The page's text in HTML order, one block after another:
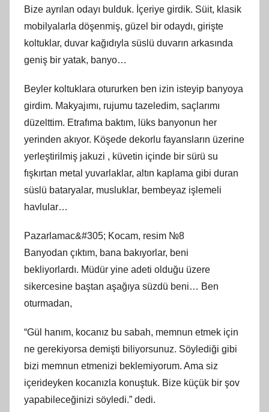
Bize ayrılan odayı bulduk. İçeriye girdik. Süit, klasik
mobilyalarla döşenmiş, güzel bir odaydı, girişte
koltuklar, duvar kağıdıyla süslü duvarın arkasında
geniş bir yatak, banyo…
Beyler koltuklara otururken ben izin isteyip banyoya
girdim. Makyajımı, rujumu tazeledim, saçlarımı
düzelttim. Etrafıma baktım, lüks banyonun her
yerinden akıyor. Köşede dekorlu fayansların üzerine
yerleştirilmiş jakuzi , küvetin içinde bir sürü su
fışkırtan metal yuvarlaklar, altın kaplama gibi duran
süslü bataryalar, musluklar, bembeyaz işlemeli
havlular…
Pazarlamac&#305; Kocam, resim №8
Banyodan çıktım, bana bakıyorlar, beni
bekliyorlardı. Müdür yine adeti olduğu üzere
sikercesine baştan aşağıya süzdü beni… Ben
oturmadan,
“Gül hanım, kocanız bu sabah, memnun etmek için
ne gerekiyorsa demişti biliyorsunuz. Söylediği gibi
bizi memnun etmenizi beklemiyorum. Ama siz
içerideyken kocanızla konuştuk. Bize küçük bir şov
yapabileceğinizi söyledi.” dedi.